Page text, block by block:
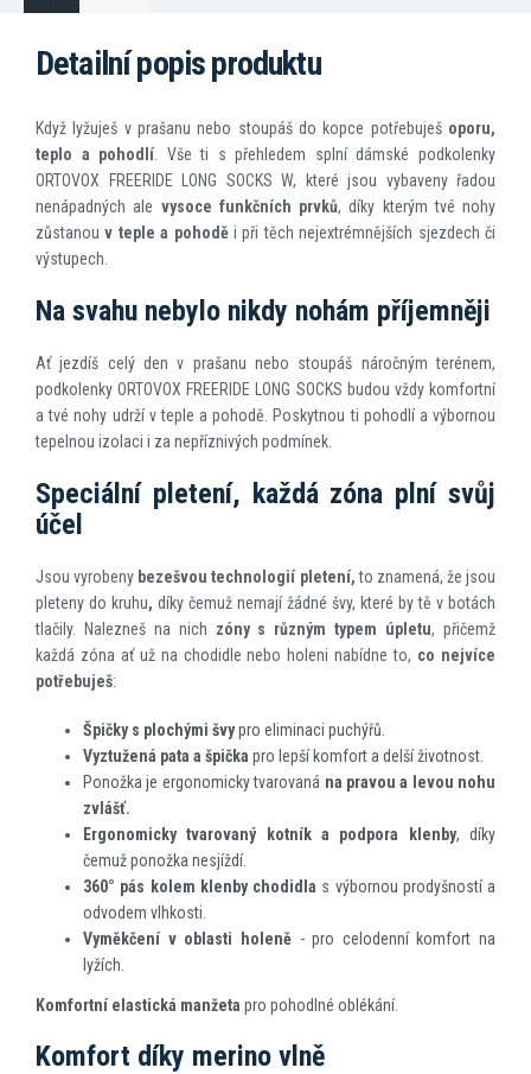
Detailní popis produktu
Když lyžuješ v prašanu nebo stoupáš do kopce potřebuješ oporu,
teplo a pohodlí. Vše ti s přehledem splní dámské podkolenky
ORTOVOX FREERIDE LONG SOCKS W, které jsou vybaveny řadou
nenápadných ale vysoce funkčních prvků, díky kterým tvé nohy
zůstanouv teple a pohoděi při těch nejextrémnějších sjezdech či
výstupech.
Na svahu nebylo nikdy nohám příjemněji
Ať jezdíš celý den v prašanu nebo stoupáš náročným terénem,
podkolenky ORTOVOX FREERIDE LONG SOCKS budou vždy komfortní
a tvé nohy udrží v teple a pohodě. Poskytnou ti pohodlí a výbornou
tepelnou izolaci i za nepříznivých podmínek.
Speciální pletení, každá zóna plní svůj
účel
Jsou vyrobeny bezešvou technologií pletení,to znamená, že jsou
pleteny do kruhu, díky čemuž nemají žádné švy, které by tě v botách
tlačily. Nalezneš na nich zóny s různým typem úpletu, přičemž
každá zóna ať už na chodidle nebo holeni nabídne to, co nejvíce
potřebuješ:
Špičky s plochými švypro eliminaci puchýřů.
Vyztužená pata a špička pro lepší komfort a delší životnost.
Ponožka je ergonomicky tvarovaná na pravou a levou nohu
zvlášť.
Ergonomicky tvarovaný kotník a podpora klenby, díky
čemuž ponožka nesjíždí.
360° pás kolem klenby chodidla s výbornou prodyšností a
odvodem vlhkosti.
Vyměkčení v oblasti holeně- pro celodenní komfort na
lyžích.
Komfortní elastická manžeta pro pohodlné oblékání.
Komfort díky merino vlně